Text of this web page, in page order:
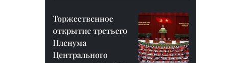
Торжественное
открытие третьего
Пленума
Центрального